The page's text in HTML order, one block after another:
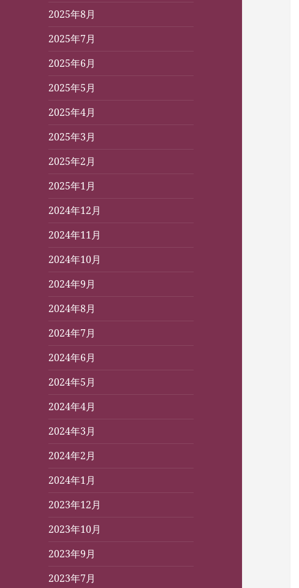
2025年8月
2025年7月
2025年6月
2025年5月
2025年4月
2025年3月
2025年2月
2025年1月
2024年12月
2024年11月
2024年10月
2024年9月
2024年8月
2024年7月
2024年6月
2024年5月
2024年4月
2024年3月
2024年2月
2024年1月
2023年12月
2023年10月
2023年9月
2023年7月